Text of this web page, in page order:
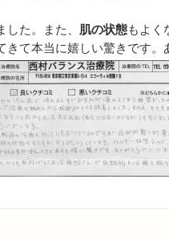
た。また、 肌の状態もよく
きて本当に嬉しい驚きです。